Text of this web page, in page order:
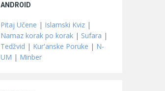
ANDROID
Pitaj Učene | Islamski Kviz |
Namaz korak po korak | Sufara |
Tedžvid | Kur'anske Poruke | N-
UM | Minber